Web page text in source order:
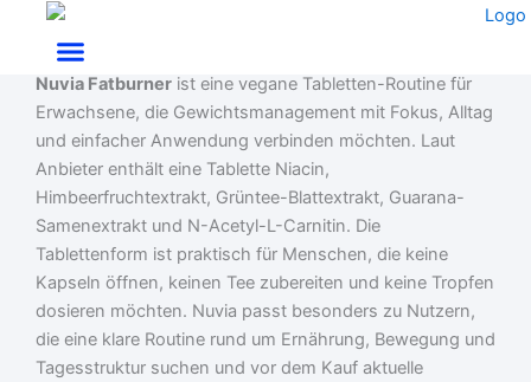
Start/
Nuvia Fatburner Test: Tabletten für Fokus & Routine
Nuvia Fatburner ist eine vegane Tabletten-Routine für
Erwachsene, die Gewichtsmanagement mit Fokus, Alltag
und einfacher Anwendung verbinden möchten. Laut
Anbieter enthält eine Tablette Niacin,
Himbeerfruchtextrakt, Grüntee-Blattextrakt, Guarana-
Samenextrakt und N-Acetyl-L-Carnitin. Die
Tablettenform ist praktisch für Menschen, die keine
Kapseln öffnen, keinen Tee zubereiten und keine Tropfen
dosieren möchten. Nuvia passt besonders zu Nutzern,
die eine klare Routine rund um Ernährung, Bewegung und
Tagesstruktur suchen und vor dem Kauf aktuelle